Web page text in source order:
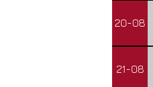
20-08
21-08